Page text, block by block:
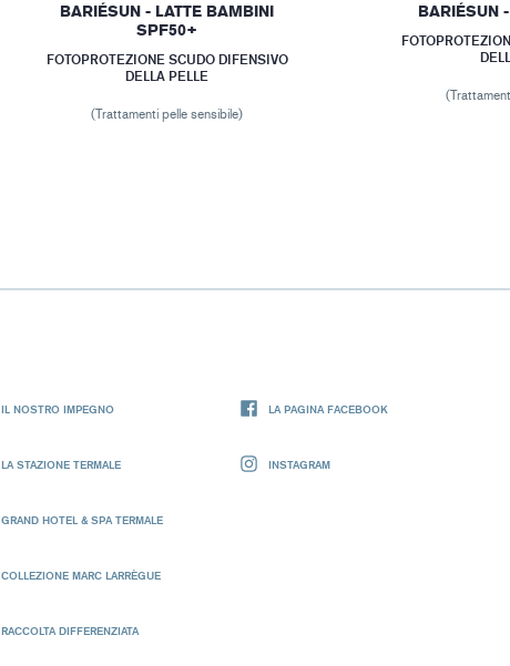
BARIÉSUN - LATTE BAMBINI
SPF50+
FOTOPROTEZIONE SCUDO DIFENSIVO
DELLA PELLE
(Trattamenti pelle sensibile)
BARIÉSUN
IL NOSTRO IMPEGNO
LA STAZIONE TERMALE
GRAND HOTEL & SPA TERMALE
COLLEZIONE MARC LARRÈGUE
RACCOLTA DIFFERENZIATA
LA PAGINA FACEBOOK
INSTAGRAM